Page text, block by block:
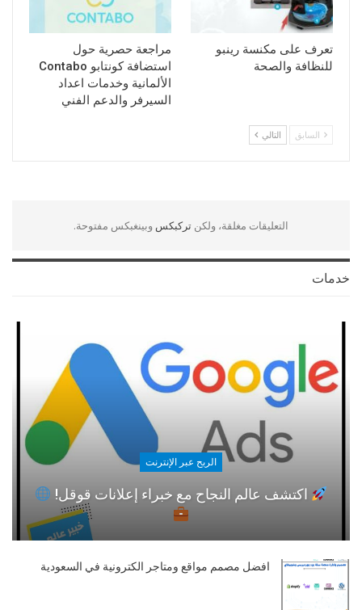
تعرف على مكنسة رينبو
للنظافة والصحة
مراجعة حصرية حول
استضافة كونتابو Contabo
الألمانية وخدمات اعداد
السيرفر والدعم الفني
السابق التالي
التعليقات مغلقة، ولكن تركبكس وبينغبكس مفتوحة.
خدمات
الربح عبر الإنترنت
اكتشف عالم النجاح مع خبراء إعلانات قوقل!
افضل مصمم مواقع ومتاجر الكترونية في السعودية